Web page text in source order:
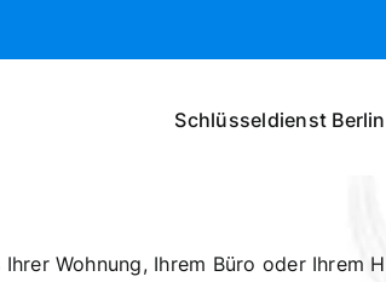
Schlüsseldienst Berlin
Ihrer Wohnung, Ihrem Büro oder